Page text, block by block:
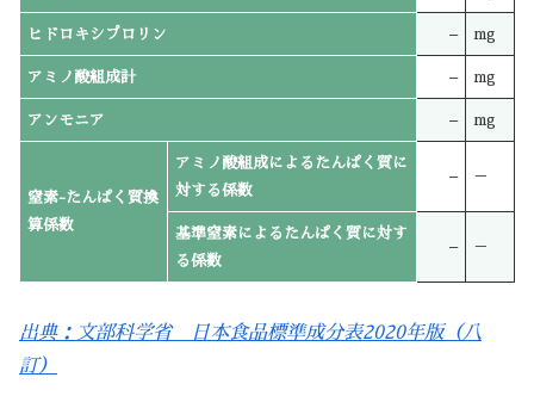
ヒドロキシプロリン – mg
アミノ酸組成計 – mg
アンモニア – mg
窒素-たんぱく質換
算係数
アミノ酸組成によるたんぱく質に
対する係数
– －
基準窒素によるたんぱく質に対す
る係数
– －
出典：文部科学省 日本食品標準成分表2020年版（八
訂）